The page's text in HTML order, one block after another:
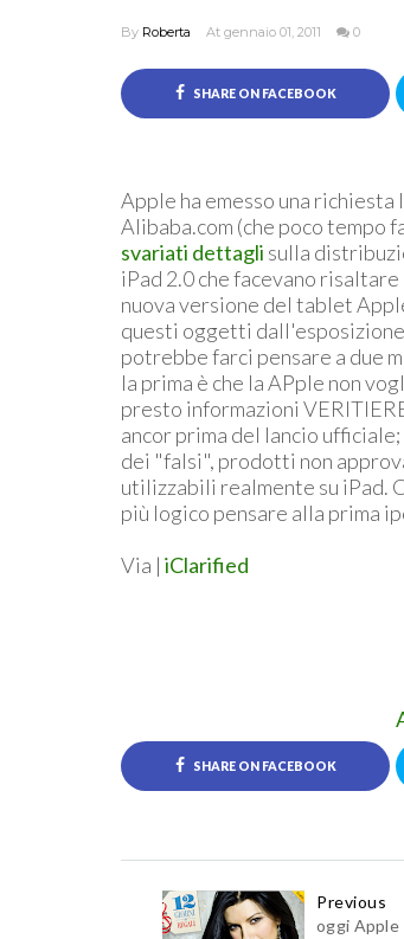
By Roberta At gennaio 01, 2011 0
SHARE ON FACEBOOK
Apple ha emesso una
Alibaba.com (che poco tempo
svariati dettagli sulla
iPad 2.0 che facevano
nuova versione del tablet
questi oggetti
potrebbe farci pensare a due
la prima è che la APple non
presto informazioni
ancor prima del lancio ufficiale;
dei "falsi", prodotti non
utilizzabili realmente su iPad.
più logico pensare alla prima
Via | iClarified
SHARE ON FACEBOOK
Previous
oggi Apple